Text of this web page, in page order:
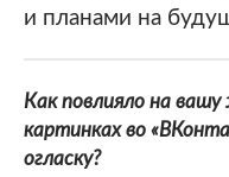
и планами на
Как повлияло на вашу
картинках во
огласку?